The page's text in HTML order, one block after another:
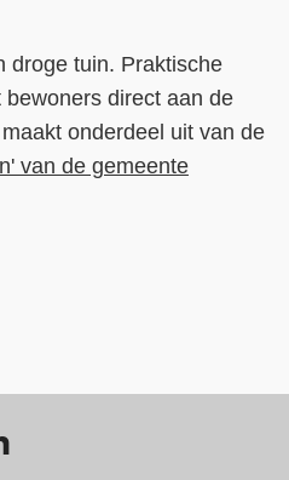
droge tuin. Praktische
direct aan de
onderdeel uit van de
van de gemeente